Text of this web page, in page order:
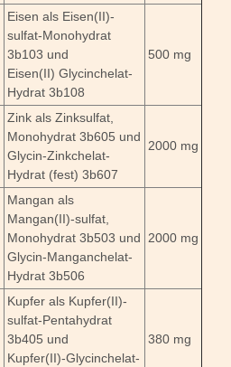
Eisen als Eisen(II)-
sulfat-Monohydrat
3b103 und
Eisen(II) Glycinchelat-
Hydrat 3b108
500 mg
Zink als Zinksulfat,
Monohydrat 3b605 und
Glycin-Zinkchelat-
Hydrat (fest) 3b607
2000 mg
Mangan als
Mangan(II)-sulfat,
Monohydrat 3b503 und
Glycin-Manganchelat-
Hydrat 3b506
2000 mg
Kupfer als Kupfer(II)-
sulfat-Pentahydrat
3b405 und
Kupfer(II)-Glycinchelat-
380 mg